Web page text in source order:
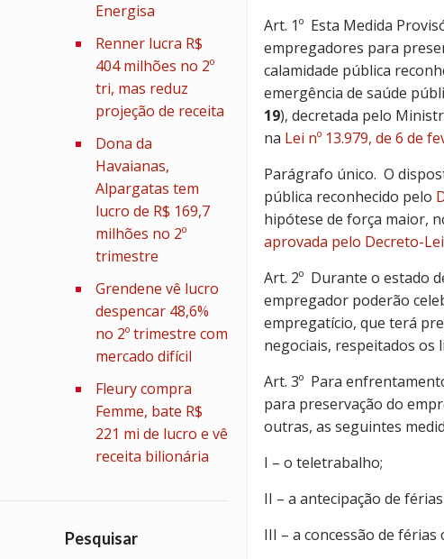
Art. 1º Esta Medida
empregadores para
calamidade pública
emergência de saúde
19), decretada pelo
na Lei nº 13.979, de 6 de
Parágrafo único. O
pública reconhecido pelo
hipótese de força maior,
aprovada pelo Decreto-Lei
Art. 2º Durante o estado
empregador poderão
empregatício, que terá
negociais, respeitados os
Art. 3º Para
para preservação do
outras, as seguintes
I – o teletrabalho;
II – a antecipação de
III – a concessão de férias
Energisa
Renner lucra R$
404 milhões no 2º
tri, mas reduz
projeção de receita
Dona da
Havaianas,
Alpargatas tem
lucro de R$ 169,7
milhões no 2º
trimestre
Grendene vê lucro
despencar 48,6%
no 2º trimestre com
mercado difícil
Fleury compra
Femme, bate R$
221 mi de lucro e vê
receita bilionária
Pesquisar